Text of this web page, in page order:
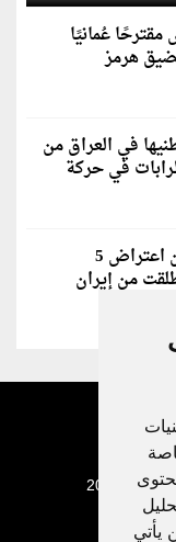
يأتي
عُمانيًا
هرمز
في العراق من
في حركة
الجيش الأردني يعلن اعتراض 5
من إيران